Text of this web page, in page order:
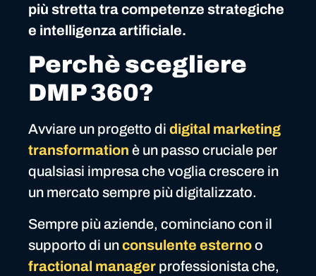
più stretta tra competenze strategiche
e intelligenza artificiale.
Perchè scegliere
DMP 360?
Avviare un progetto di digital marketing
transformation è un passo cruciale per
qualsiasi impresa che voglia crescere in
un mercato sempre più digitalizzato.
Sempre più aziende, cominciano con il
supporto di unconsulente esternoo
fractional manager professionista che,